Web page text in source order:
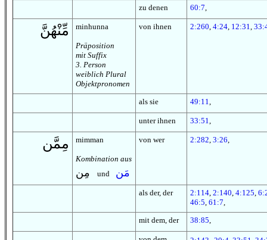
zu denen 60:7,
مِّنْهُنَّ minhunna
Präposition
mit Suffix
3. Person
weiblich Plural
Objektpronomen
von ihnen 2:260, 4:24, 12:31,
als sie 49:11,
unter ihnen 33:51,
مِمَّن mimman
Kombination aus
مِن und مَن
von wer 2:282, 3:26,
als der, der 2:114, 2:140, 4:125,
46:5, 61:7,
mit dem, der
38:85,